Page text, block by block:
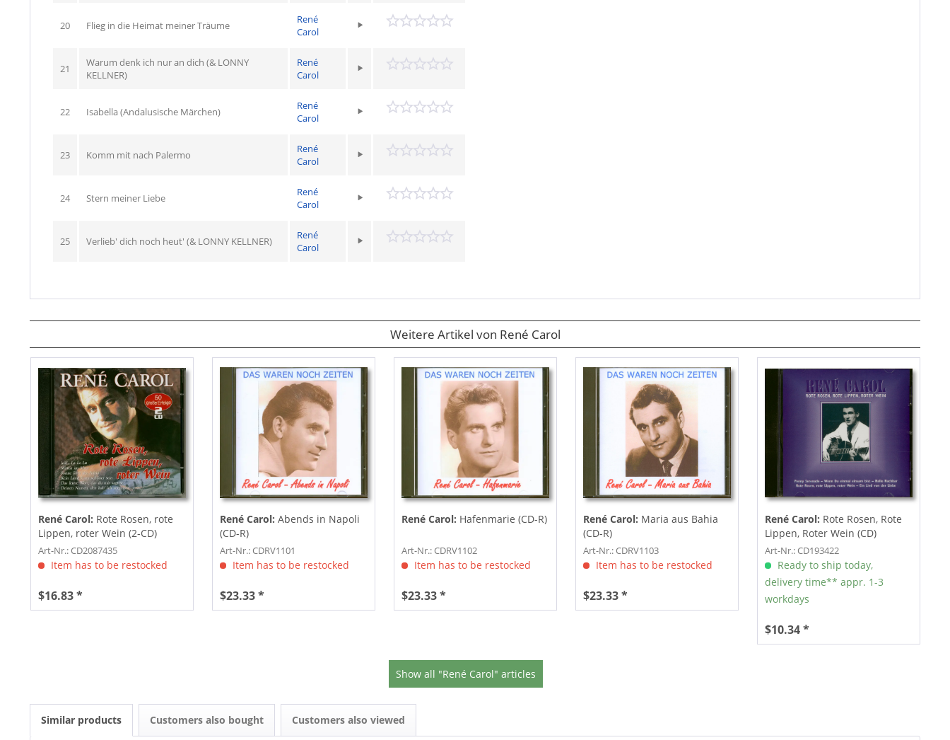
20 Flieg in die Heimat meiner Träume
René
Carol
21
Warum denk ich nur an dich (& LONNY
KELLNER)
René
Carol
22 Isabella (Andalusische Märchen)
René
Carol
23 Komm mit nach Palermo
René
Carol
24 Stern meiner Liebe
René
Carol
25 Verlieb' dich noch heut' (& LONNY KELLNER)
René
Carol
Weitere Artikel von René Carol
René Carol: Rote Rosen, rote
Lippen, roter Wein (2-CD)
Art-Nr.: CD2087435
Item has to be restocked
$16.83 *
René Carol: Abends in Napoli
(CD-R)
Art-Nr.: CDRV1101
Item has to be restocked
$23.33 *
René Carol: Hafenmarie (CD-R)
Art-Nr.: CDRV1102
Item has to be restocked
$23.33 *
René Carol: Maria aus Bahia
(CD-R)
Art-Nr.: CDRV1103
Item has to be restocked
$23.33 *
René Carol: Rote Rosen, Rote
Lippen, Roter Wein (CD)
Art-Nr.: CD193422
Ready to ship today,
delivery time** appr. 1-3
workdays
$10.34 *
Show all "René Carol" articles
Similar products Customers also bought Customers also viewed